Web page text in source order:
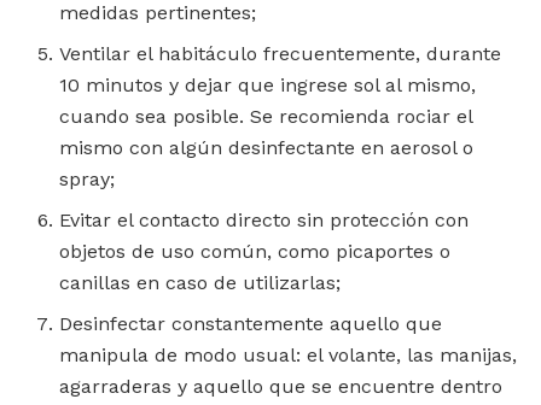
medidas pertinentes;
Ventilar el habitáculo frecuentemente, durante
10 minutos y dejar que ingrese sol al mismo,
cuando sea posible. Se recomienda rociar el
mismo con algún desinfectante en aerosol o
spray;
Evitar el contacto directo sin protección con
objetos de uso común, como picaportes o
canillas en caso de utilizarlas;
Desinfectar constantemente aquello que
manipula de modo usual: el volante, las manijas,
agarraderas y aquello que se encuentre dentro